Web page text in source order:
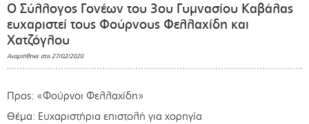
Ο Σύλλογος Γονέων του 3ου Γυμνασίου Καβάλας
ευχαριστεί τους Φούρνους Φελλαχίδη και
Χατζόγλου
Αναρτήθηκε στις 27/02/2020
Προς: «Φούρνοι Φελλαχίδη»
Θέμα: Ευχαριστήρια επιστολή για χορηγία